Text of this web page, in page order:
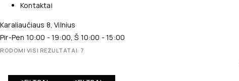
Kontaktai
Karaliaučiaus 8, Vilnius
Pir-Pen 10:00 - 19:00, Š 10:00 - 15:00
RODOMI VISI REZULTATAI: 7